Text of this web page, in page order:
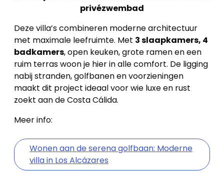
privézwembad
Deze villa’s combineren moderne architectuur
met maximale leefruimte. Met 3 slaapkamers, 4
badkamers, open keuken, grote ramen en een
ruim terras woon je hier in alle comfort. De ligging
nabij stranden, golfbanen en voorzieningen
maakt dit project ideaal voor wie luxe en rust
zoekt aan de Costa Cálida.
Meer info:
Wonen aan de serena golfbaan: Moderne
villa in Los Alcázares